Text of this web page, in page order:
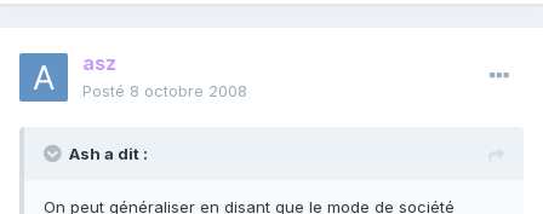
asz
Posté 8 octobre 2008
Ash a dit :
On peut généraliser en disant que le mode de société